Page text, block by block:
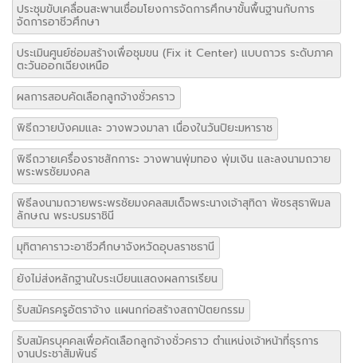
ประชุมขับเคลื่อนสะพานเชื่อมโยงการจัดการศึกษาขั้นพื้นฐานกับการ
จัดการอาชีวศึกษา
ประเมินศูนย์ซ่อมสร้างเพื่อชุมขน (Fix it Center) แบบถาวร ระดับภาค
ตะวันออกเฉียงเหนือ
ผลการสอบคัดเลือกลูกจ้างชั่วคราว
พิธีถวายบังคมและ วางพวงมาลา เนื่องในวันปิยะมหาราช
พิธีถวายเครื่องราชสักการะ วางพานพุ่มทอง พุ่มเงิน และลงนามถวาย
พระพรชัยมงคล
พิธีลงนามถวายพระพรชัยมงคลสมเด็จพระนางเจ้าสุทิดา พัชรสุธาพิมล
ลักษณ พระบรมราชินี
มุทิตาคาราวะอาชีวศึกษาจังหวัดอุบลราชธานี
ยังไม่ส่งหลักฐานใบระเบียนแสดงผลการเรียน
รับสมัครครูอัตราจ้าง แผนกก่อสร้างสถาปัตยกรรม
รับสมัครบุคคลเพื่อคัดเลือกลูกจ้างชั่วคราว ตำแหน่งเจ้าหน้าที่ธุรการ
งานประชาสัมพันธ์